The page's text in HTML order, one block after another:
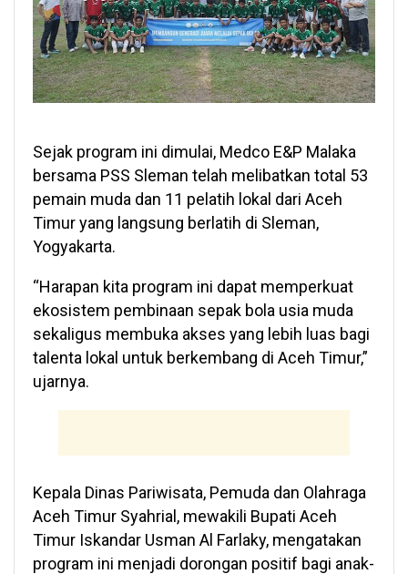
Sejak program ini dimulai, Medco E&P Malaka
bersama PSS Sleman telah melibatkan total 53
pemain muda dan 11 pelatih lokal dari Aceh
Timur yang langsung berlatih di Sleman,
Yogyakarta.
“Harapan kita program ini dapat memperkuat
ekosistem pembinaan sepak bola usia muda
sekaligus membuka akses yang lebih luas bagi
talenta lokal untuk berkembang di Aceh Timur,”
ujarnya.
Kepala Dinas Pariwisata, Pemuda dan Olahraga
Aceh Timur Syahrial, mewakili Bupati Aceh
Timur Iskandar Usman Al Farlaky, mengatakan
program ini menjadi dorongan positif bagi anak-